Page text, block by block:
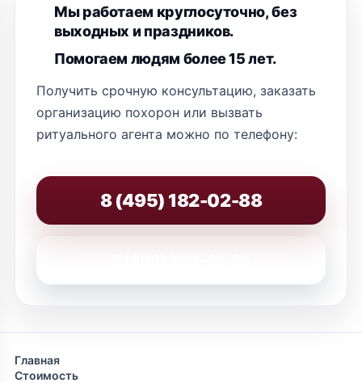
Мы работаем круглосуточно, без
выходных и праздников.
Помогаем людям более 15 лет.
Получить срочную консультацию, заказать
организацию похорон или вызвать
ритуального агента можно по телефону:
8 (495) 182-02-88
Главная
Стоимость